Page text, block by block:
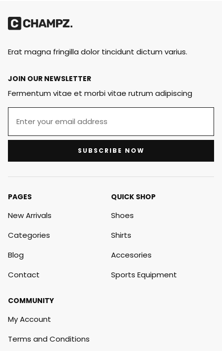
Erat magna fringilla dolor tincidunt dictum varius.
JOIN OUR NEWSLETTER
Fermentum vitae et morbi vitae rutrum adipiscing
SUBSCRIBE NOW
PAGES
New Arrivals
Categories
Blog
Contact
QUICK SHOP
Shoes
Shirts
Accesories
Sports Equipment
COMMUNITY
My Account
Terms and Conditions